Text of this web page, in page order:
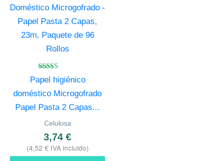
Valorado
con
4.67
de 5
Papel higiénico
doméstico Microgofrado
Papel Pasta 2 Capas...
Celulosa
3,74 €
(4,52 € IVA incluido)